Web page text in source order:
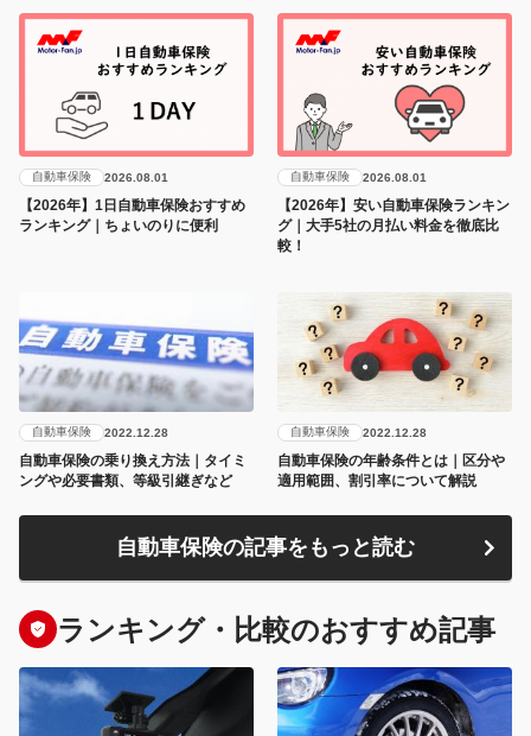
自動車保険 2026.08.01
【2026年】1日自動車保険おすすめ
ランキング｜ちょいのりに便利
自動車保険 2026.08.01
【2026年】安い自動車保険ランキン
グ｜大手5社の月払い料金を徹底比
較！
自動車保険 2022.12.28
自動車保険の乗り換え方法｜タイミ
ングや必要書類、等級引継ぎなど
自動車保険 2022.12.28
自動車保険の年齢条件とは｜区分や
適用範囲、割引率について解説
自動車保険の記事をもっと読む
ランキング・比較のおすすめ記事